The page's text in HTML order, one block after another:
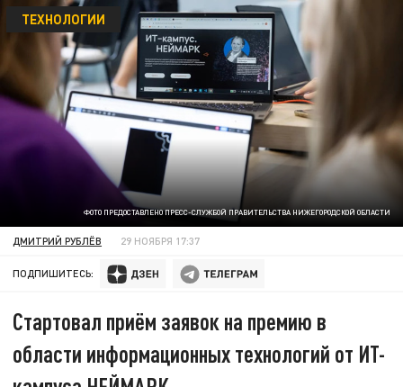
ФОТО ПРЕДОСТАВЛЕНО ПРЕСС-СЛУЖБОЙ ПРАВИТЕЛЬСТВА НИЖЕГОРОДСКОЙ ОБЛАСТИ
ТЕХНОЛОГИИ
ДМИТРИЙ РУБЛЁВ 29 НОЯБРЯ 17:37
ПОДПИШИТЕСЬ:
Стартовал приём заявок на премию в
области информационных технологий от ИТ-